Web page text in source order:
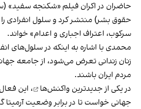
حاضران در اکران فیلم «شکنجه سفید»
حقوق بشر) منتشر کرد و سلول انفرادی را
سرکوب، اعتراف اجباری و اعدام» خواند.
محمدی با اشاره به اینکه در سلول‌های
زنان زندانی تعرض می‌شود، از جامعه
مردم ایران باشند.
در یکی از جدیدترین واکنش‌ها
، این
جهانی خواست تا در برابر وضعیت آرمیتا